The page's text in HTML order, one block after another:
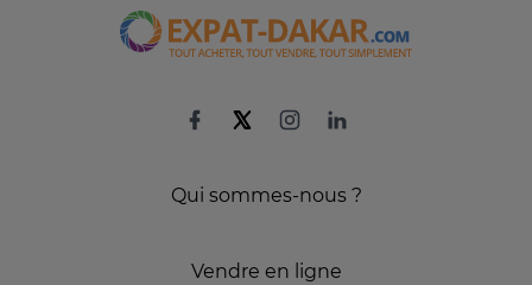
Qui sommes-nous ?
Vendre en ligne